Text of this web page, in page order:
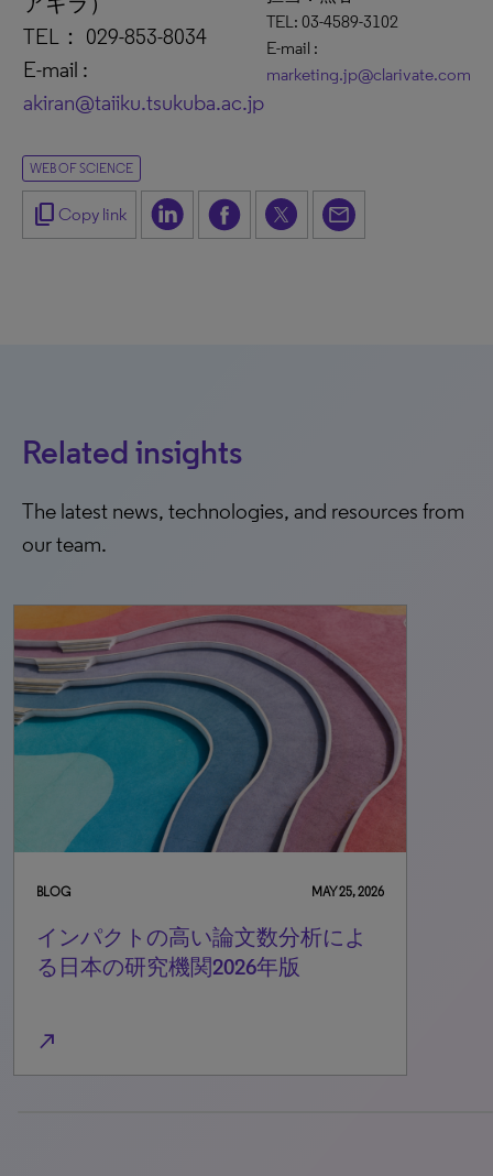
TEL： 029-853-8034
E-mail :
akiran@taiiku.tsukuba.ac.jp
TEL: 03-4589-3102
E-mail :
marketing.jp@clarivate.com
WEB OF SCIENCE
content_copy Copy link
Related insights
The latest news, technologies, and resources from
our team.
BLOG MAY 25, 2026
インパクトの高い論文数分析によ
る日本の研究機関2026年版
north_east